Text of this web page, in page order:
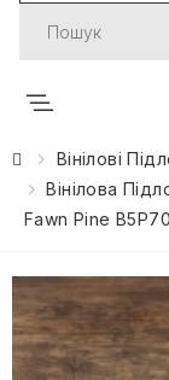
Search
Вінілові
Вінілова
Fawn Pine